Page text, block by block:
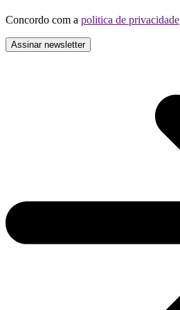
Concordo com a politica de privacidade